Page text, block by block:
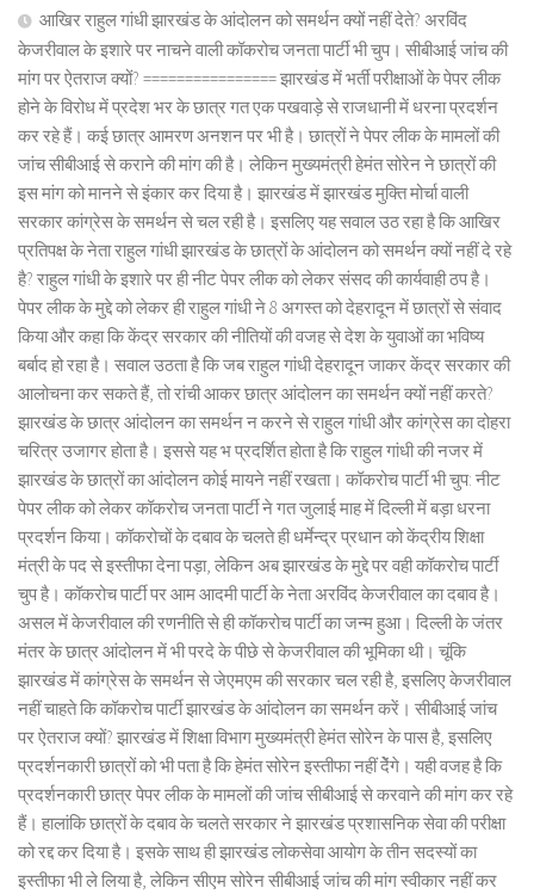
आखिर राहुल गांधी झारखंड के आंदोलन को समर्थन क्यों नहीं देते? अरविंद
केजरीवाल के इशारे पर नाचने वाली कॉकरोच जनता पार्टी भी चुप। सीबीआई जांच की
मांग पर ऐतराज क्यों? ================ झारखंड में भर्ती परीक्षाओं के पेपर लीक
होने के विरोध में प्रदेश भर के छात्र गत एक पखवाड़े से राजधानी में धरना प्रदर्शन
कर रहे हैं। कई छात्र आमरण अनशन पर भी है। छात्रों ने पेपर लीक के मामलों की
जांच सीबीआई से कराने की मांग की है। लेकिन मुख्यमंत्री हेमंत सोरेन ने छात्रों की
इस मांग को मानने से इंकार कर दिया है। झारखंड में झारखंड मुक्ति मोर्चा वाली
सरकार कांग्रेस के समर्थन से चल रही है। इसलिए यह सवाल उठ रहा है कि आखिर
प्रतिपक्ष के नेता राहुल गांधी झारखंड के छात्रों के आंदोलन को समर्थन क्यों नहीं दे रहे
है? राहुल गांधी के इशारे पर ही नीट पेपर लीक को लेकर संसद की कार्यवाही ठप है।
पेपर लीक के मुद्दे को लेकर ही राहुल गांधी ने 8 अगस्त को देहरादून में छात्रों से संवाद
किया और कहा कि केंद्र सरकार की नीतियों की वजह से देश के युवाओं का भविष्य
बर्बाद हो रहा है। सवाल उठता है कि जब राहुल गांधी देहरादून जाकर केंद्र सरकार की
आलोचना कर सकते हैं, तो रांची आकर छात्र आंदोलन का समर्थन क्यों नहीं करते?
झारखंड के छात्र आंदोलन का समर्थन न करने से राहुल गांधी और कांग्रेस का दोहरा
चरित्र उजागर होता है। इससे यह भ प्रदर्शित होता है कि राहुल गांधी की नजर में
झारखंड के छात्रों का आंदोलन कोई मायने नहीं रखता। कॉकरोच पार्टी भी चुप: नीट
पेपर लीक को लेकर कॉकरोच जनता पार्टी ने गत जुलाई माह में दिल्ली में बड़ा धरना
प्रदर्शन किया। कॉकरोचों के दबाव के चलते ही धर्मेन्द्र प्रधान को केंद्रीय शिक्षा
मंत्री के पद से इस्तीफा देना पड़ा, लेकिन अब झारखंड के मुद्दे पर वही कॉकरोच पार्टी
चुप है। कॉकरोच पार्टी पर आम आदमी पार्टी के नेता अरविंद केजरीवाल का दबाव है।
असल में केजरीवाल की रणनीति से ही कॉकरोच पार्टी का जन्म हुआ। दिल्ली के जंतर
मंतर के छात्र आंदोलन में भी परदे के पीछे से केजरीवाल की भूमिका थी। चूंकि
झारखंड में कांग्रेस के समर्थन से जेएमएम की सरकार चल रही है, इसलिए केजरीवाल
नहीं चाहते कि कॉकरोच पार्टी झारखंड के आंदोलन का समर्थन करें। सीबीआई जांच
पर ऐतराज क्यों? झारखंड में शिक्षा विभाग मुख्यमंत्री हेमंत सोरेन के पास है, इसलिए
प्रदर्शनकारी छात्रों को भी पता है कि हेमंत सोरेन इस्तीफा नहीं देेंगे। यही वजह है कि
प्रदर्शनकारी छात्र पेपर लीक के मामलों की जांच सीबीआई से करवाने की मांग कर रहे
हैं। हालांकि छात्रों के दबाव के चलते सरकार ने झारखंड प्रशासनिक सेवा की परीक्षा
को रद्द कर दिया है। इसके साथ ही झारखंड लोकसेवा आयोग के तीन सदस्यों का
इस्तीफा भी ले लिया है, लेकिन सीएम सोरेन सीबीआई जांच की मांग स्वीकार नहीं कर